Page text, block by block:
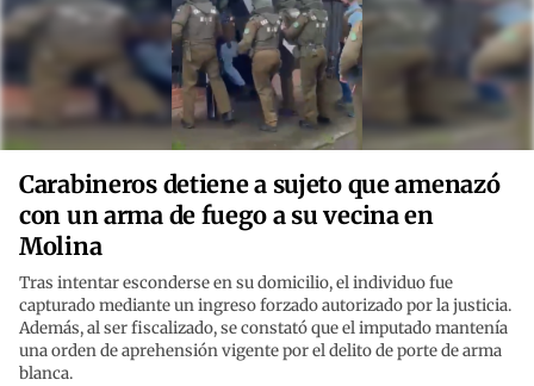
Carabineros detiene a sujeto que amenazó
con un arma de fuego a su vecina en
Molina
Tras intentar esconderse en su domicilio, el individuo fue
capturado mediante un ingreso forzado autorizado por la justicia.
Además, al ser fiscalizado, se constató que el imputado mantenía
una orden de aprehensión vigente por el delito de porte de arma
blanca.